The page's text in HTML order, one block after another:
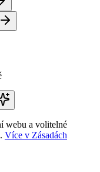
webu a volitelné
Více v Zásadách